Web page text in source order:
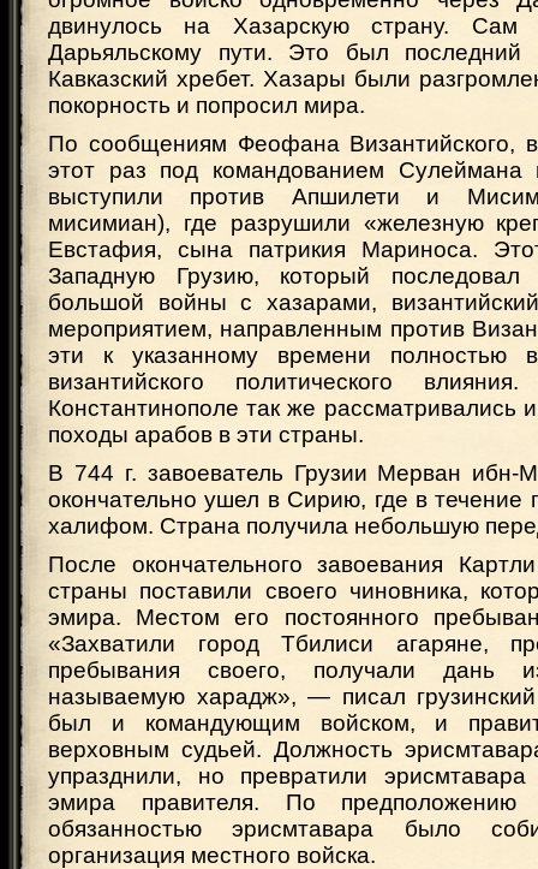
двинулось на Хазарскую страну.
Дарьяльскому пути. Это был последний
Кавказский хребет. Хазары были
покорность и попросил мира.
По сообщениям Феофана Византийского,
этот раз под командованием Сулеймана
выступили против Апшилети и
мисимиан), где разрушили «железную
Евстафия, сына патрикия Мариноса.
Западную Грузию, который
большой войны с хазарами,
мероприятием, направленным против
эти к указанному времени полностью
византийского политического
Константинополе так же рассматривались
походы арабов в эти страны.
В 744 г. завоеватель Грузии Мерван ибн-
окончательно ушел в Сирию, где в течение
халифом. Страна получила небольшую
После окончательного завоевания
страны поставили своего чиновника,
эмира. Местом его постоянного
«Захватили город Тбилиси агаряне,
пребывания своего, получали дань
называемую харадж», — писал
был и командующим войском, и
верховным судьей. Должность
упразднили, но превратили
эмира правителя. По
обязанностью эрисмтавара было
организация местного войска.